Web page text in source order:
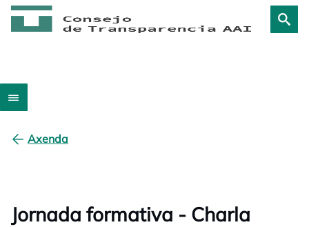
Axenda
Jornada formativa - Charla